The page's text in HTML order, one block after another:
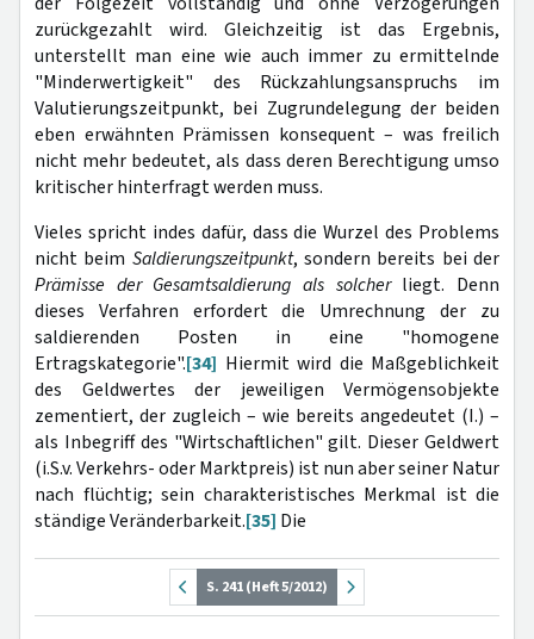
zurückgezahlt wird. Gleichzeitig ist das Ergebnis,
unterstellt man eine wie auch immer zu ermittelnde
"Minderwertigkeit" des Rückzahlungsanspruchs im
Valutierungszeitpunkt, bei Zugrundelegung der beiden
eben erwähnten Prämissen konsequent – was freilich
nicht mehr bedeutet, als dass deren Berechtigung umso
kritischer hinterfragt werden muss.
Vieles spricht indes dafür, dass die Wurzel des Problems
nicht beim Saldierungszeitpunkt, sondern bereits bei der
Prämisse der Gesamtsaldierung als solcherliegt. Denn
dieses Verfahren erfordert die Umrechnung der zu
saldierenden Posten in eine "homogene
Ertragskategorie".[34] Hiermit wird die Maßgeblichkeit
des Geldwertes der jeweiligen Vermögensobjekte
zementiert, der zugleich – wie bereits angedeutet (I.) –
als Inbegriff des "Wirtschaftlichen" gilt. Dieser Geldwert
(i.S.v. Verkehrs- oder Marktpreis) ist nun aber seiner Natur
nach flüchtig; sein charakteristisches Merkmal ist die
ständige Veränderbarkeit.[35] Die
S. 241 (Heft 5/2012)